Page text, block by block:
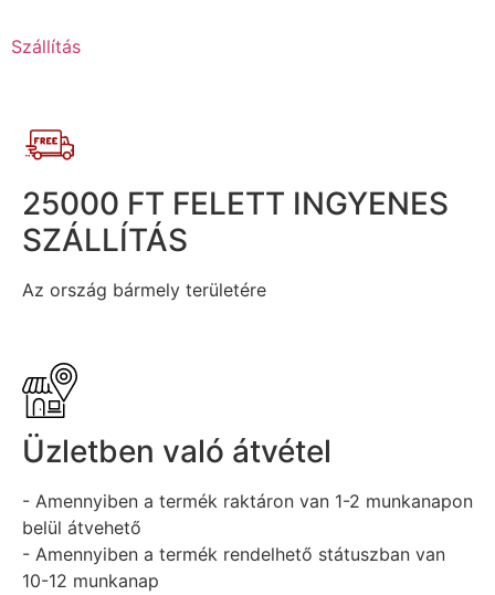
Szállítás
25000 FT FELETT INGYENES
SZÁLLÍTÁS
Az ország bármely területére
Üzletben való átvétel
- Amennyiben a termék raktáron van 1-2 munkanapon
belül átvehető
- Amennyiben a termék rendelhető státuszban van
10-12 munkanap